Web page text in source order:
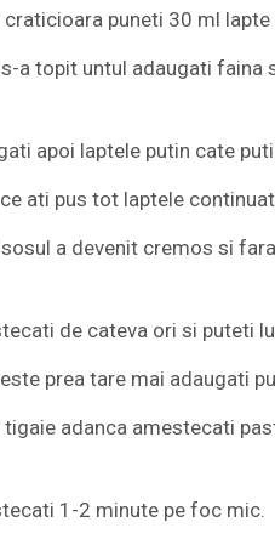
craticioara puneti 30 ml
s-a topit untul adaugati faina
apoi laptele putin cate
ce ati pus tot laptele
sosul a devenit cremos si
de cateva ori si puteti
prea tare mai adaugati
tigaie adanca amestecati
1-2 minute pe foc mic.